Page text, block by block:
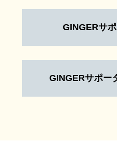
GINGERサ
GINGERサポー